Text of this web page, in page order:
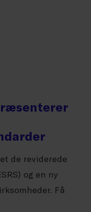
de reviderede
og en ny
Få